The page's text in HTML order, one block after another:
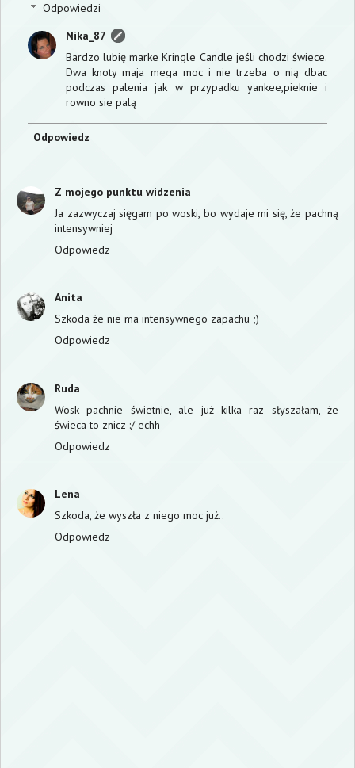
Odpowiedzi
Nika_87
Bardzo lubię marke Kringle Candle jeśli chodzi świece.
Dwa knoty maja mega moc i nie trzeba o nią dbac
podczas palenia jak w przypadku yankee,pieknie i
rowno sie palą
Odpowiedz
Z mojego punktu widzenia
Ja zazwyczaj sięgam po woski, bo wydaje mi się, że pachną
intensywniej
Odpowiedz
Anita
Szkoda że nie ma intensywnego zapachu ;)
Odpowiedz
Ruda
Wosk pachnie świetnie, ale już kilka raz słyszałam, że
świeca to znicz :/ echh
Odpowiedz
Lena
Szkoda, że wyszła z niego moc już..
Odpowiedz